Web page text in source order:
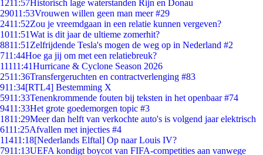
1211:57Historisch lage waterstanden Rijn en Donau
29011:53Vrouwen willen geen man meer #29
2411:52Zou je vreemdgaan in een relatie kunnen vergeven?
1011:51Wat is dit jaar de ultieme zomerhit?
8811:51 Zelfrijdende Tesla's mogen de weg op in Nederland #2
711:44Hoe ga jij om met een relatiebreuk?
11111:41Hurricane & Cyclone Season 2026
2511:36Transfergeruchten en contractverlenging #83
911:34[RTL4] Bestemming X
5911:33Tenenkrommende fouten bij teksten in het openbaar #74
9411:33Het grote goedemorgen topic #3
1811:29Meer dan helft van verkochte auto's is volgend jaar elektrisch
6111:25Afvallen met injecties #4
11411:18[Nederlands Elftal] Op naar Louis IV?
7911:13UEFA kondigt boycot van FIFA-competities aan vanwege